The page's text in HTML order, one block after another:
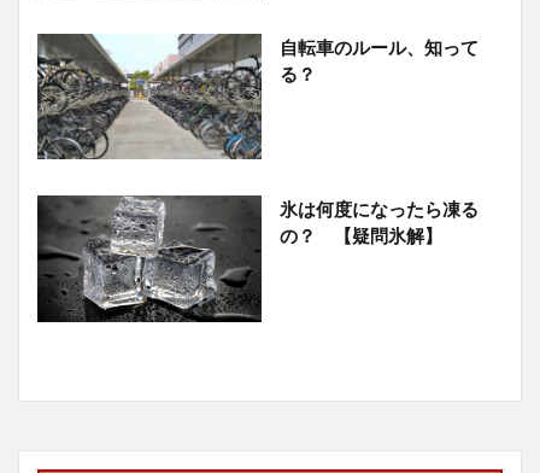
自転車のルール、知って
る？
氷は何度になったら凍る
の？ 【疑問氷解】